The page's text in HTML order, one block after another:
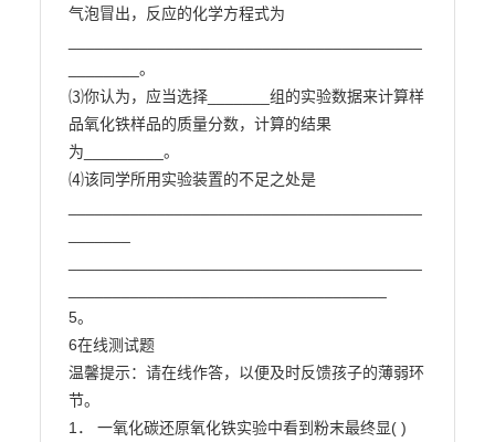
气泡冒出，反应的化学方程式为
________。
⑶你认为，应当选择_______组的实验数据来计算样
品氧化铁样品的质量分数，计算的结果
为_________。
⑷该同学所用实验装置的不足之处是
5。
6在线测试题
温馨提示：请在线作答，以便及时反馈孩子的薄弱环
节。
1． 一氧化碳还原氧化铁实验中看到粉末最终显( )